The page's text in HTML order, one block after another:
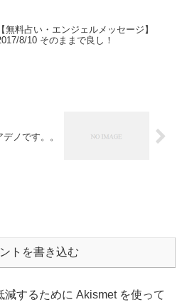
【無料占い・エンジェルメッセージ】
2017/8/10 そのままで良し！
ノです。。
トを書き込む
減するために Akismet を使って